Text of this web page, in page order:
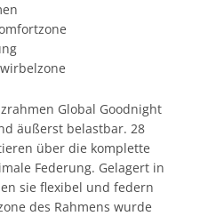
Global Goodnight
äußerst belastbar. 28
über die komplette
Federung. Gelagert in
sie flexibel und federn
des Rahmens wurde